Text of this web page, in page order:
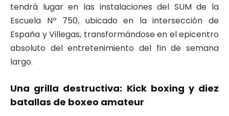
tendrá lugar en las instalaciones del SUM de la
Escuela Nº 750, ubicado en la intersección de
España y Villegas, transformándose en el epicentro
absoluto del entretenimiento del fin de semana
largo.
Una grilla destructiva: Kick boxing y diez
batallas de boxeo amateur